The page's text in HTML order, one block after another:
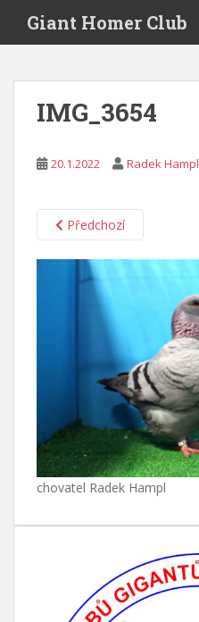
i
Giant Homer Club
IMG_3654
20.1.2022 Radek Hampl
Předchozí
chovatel Radek Hampl